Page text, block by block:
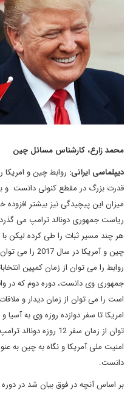
محمد زارع، کارشناس مسائل چین
دیپلماسی ایرانی: روابط چین و
قدرت بزرگ در مقطع کنونی دانست و
میزان این پیچیدگی نیز بیشتر
ریاست جمهوری دونالد ترامپ می
هر چند مسیر ثبات را طی کرده لیکن
چین و آمریکا
روابط را می توان از زمان کمپین
جمهوری وی دانست، دوره دوم که در
است را می توان از زمان دیدار و
امریکا تا سفر دوازده روزه وی به
توان از زمان سفر 12
امنیت ملی آمریکا و نگاه به چین به
دانست.
بر اساس آنچه در فوق بیان شد در دوره